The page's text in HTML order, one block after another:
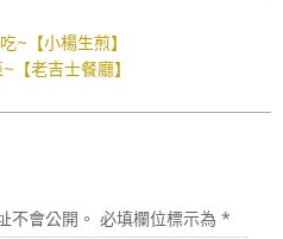
~【小楊生煎】
【老吉士餐廳】
不會公開。 必填欄位標示為 *